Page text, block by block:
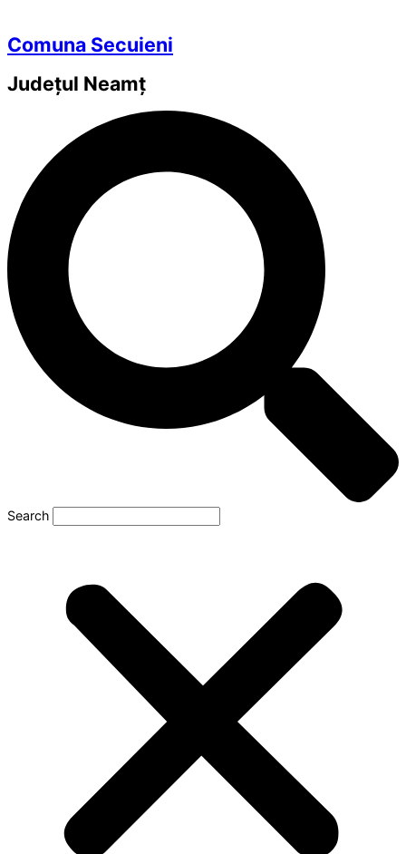
Comuna Secuieni
Județul Neamț
Search